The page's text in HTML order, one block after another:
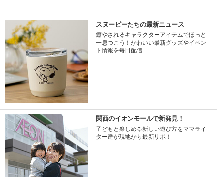
スヌーピーたちの最新ニュース
癒やされるキャラクターアイテムでほっと
一息つこう！かわいい最新グッズやイベン
ト情報を毎日配信
関西のイオンモールで新発見！
子どもと楽しめる新しい遊び方をママライ
ター達が現地から最新リポ！